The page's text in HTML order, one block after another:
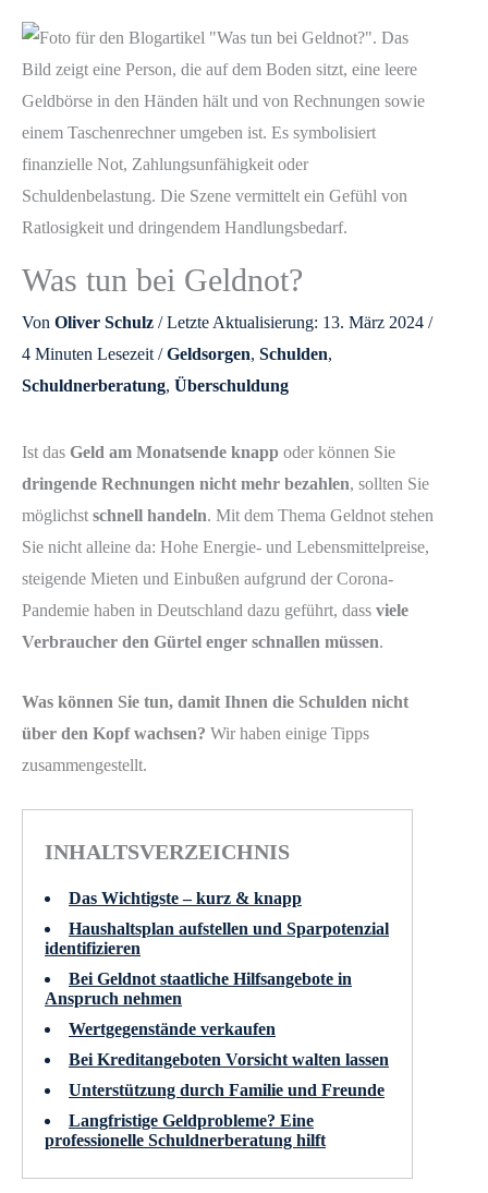
Was tun bei Geldnot?
Von Oliver Schulz / Letzte Aktualisierung: 13. März 2024 /
4 Minuten Lesezeit/Geldsorgen, Schulden,
Schuldnerberatung, Überschuldung
Ist das Geld am Monatsende knapp oder können Sie
dringende Rechnungen nicht mehr bezahlen, sollten Sie
möglichstschnell handeln. Mit dem Thema Geldnot stehen
Sie nicht alleine da: Hohe Energie- und Lebensmittelpreise,
steigende Mieten und Einbußen aufgrund der Corona-
Pandemie haben in Deutschland dazu geführt, dass viele
Verbraucher den Gürtel enger schnallen müssen.
Was können Sie tun, damit Ihnen die Schulden nicht
über den Kopf wachsen? Wir haben einige Tipps
zusammengestellt.
INHALTSVERZEICHNIS
Das Wichtigste – kurz & knapp
Haushaltsplan aufstellen und Sparpotenzial
identifizieren
Bei Geldnot staatliche Hilfsangebote in
Anspruch nehmen
Wertgegenstände verkaufen
Bei Kreditangeboten Vorsicht walten lassen
Unterstützung durch Familie und Freunde
Langfristige Geldprobleme? Eine
professionelle Schuldnerberatung hilft